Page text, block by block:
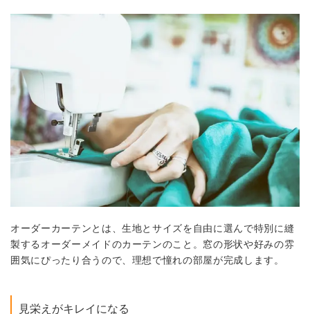
オーダーカーテンとは、生地とサイズを自由に選んで特別に縫
製するオーダーメイドのカーテンのこと。窓の形状や好みの雰
囲気にぴったり合うので、理想で憧れの部屋が完成します。
見栄えがキレイになる